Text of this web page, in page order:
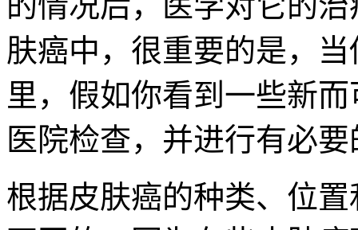
肤癌中，很重要的是，
里，假如你看到一些新
医院检查，并进行有必
根据皮肤癌的种类、位